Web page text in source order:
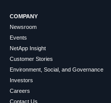
COMPANY
Newsroom
Events
NetApp Insight
Customer Stories
Environment, Social, and Governance
Investors
Careers
Contact Us